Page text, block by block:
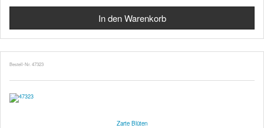
Bestell-Nr. 47323
Zarte Blüten